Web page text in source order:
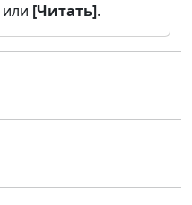
или [Читать].